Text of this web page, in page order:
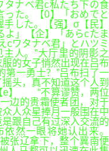
タナベ君c私たち下の食
った。【0】「おめでと
した。【强】σ【民】
よ」【企】「あらcたま
cワタナベ君」とハツミ
人。”大厅里的阴影之
的女子悄然出现在吕布
一勇士？”吕布扫了一
头，真不知道这个人到
e】 “不算谬赞，两位
边的贵霜使者团，对于
人众星捧月一般围在中
跟自己有过深入交流的
然一眼将她认出来。
张辽拿下，整个冀南便